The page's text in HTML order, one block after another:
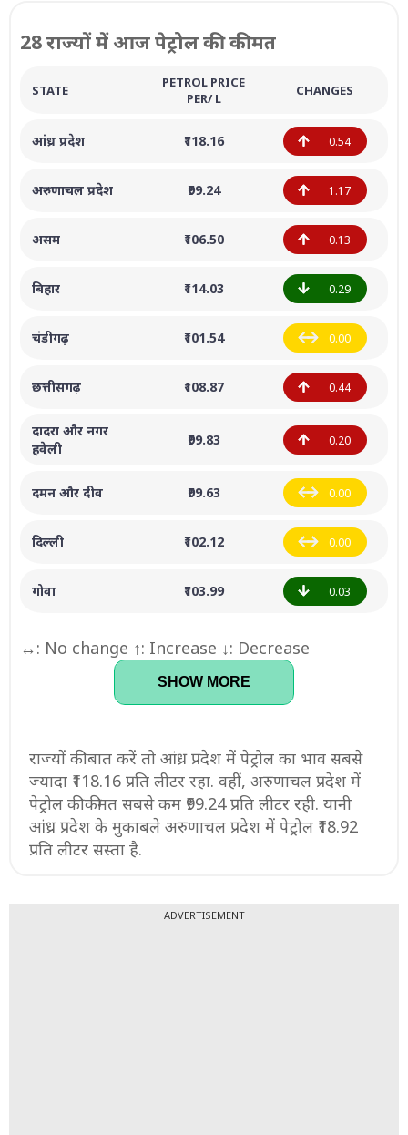
28 राज्यों में आज पेट्रोल की कीमत
STATE
PETROL PRICE
PER/ L
CHANGES
आंध्र प्रदेश ₹118.16 0.54
अरुणाचल प्रदेश ₹99.24 1.17
असम ₹106.50 0.13
बिहार ₹114.03 0.29
चंडीगढ़ ₹101.54 0.00
छत्तीसगढ़ ₹108.87 0.44
दादरा और नगर
हवेली
₹99.83 0.20
दमन और दीव ₹99.63 0.00
दिल्ली ₹102.12 0.00
गोवा ₹103.99 0.03
↔: No change ↑: Increase ↓: Decrease
SHOW MORE
राज्यों की बात करें तो आंध्र प्रदेश में पेट्रोल का भाव सबसे
ज्यादा ₹118.16 प्रति लीटर रहा. वहीं, अरुणाचल प्रदेश में
पेट्रोल की कीमत सबसे कम ₹99.24 प्रति लीटर रही. यानी
आंध्र प्रदेश के मुकाबले अरुणाचल प्रदेश में पेट्रोल ₹18.92
प्रति लीटर सस्ता है.
ADVERTISEMENT